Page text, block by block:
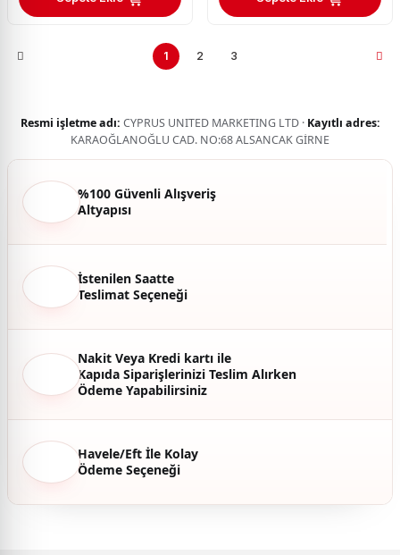
1 2 3
Resmi işletme adı: CYPRUS UNITED MARKETING LTD · Kayıtlı adres:
KARAOĞLANOĞLU CAD. NO:68 ALSANCAK GİRNE
%100 Güvenli Alışveriş
Altyapısı
İstenilen Saatte
Teslimat Seçeneği
Nakit Veya Kredi kartı ile
Kapıda Siparişlerinizi Teslim Alırken
Ödeme Yapabilirsiniz
Havele/Eft İle Kolay
Ödeme Seçeneği